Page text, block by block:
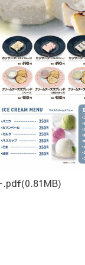
.pdf(0.81MB)